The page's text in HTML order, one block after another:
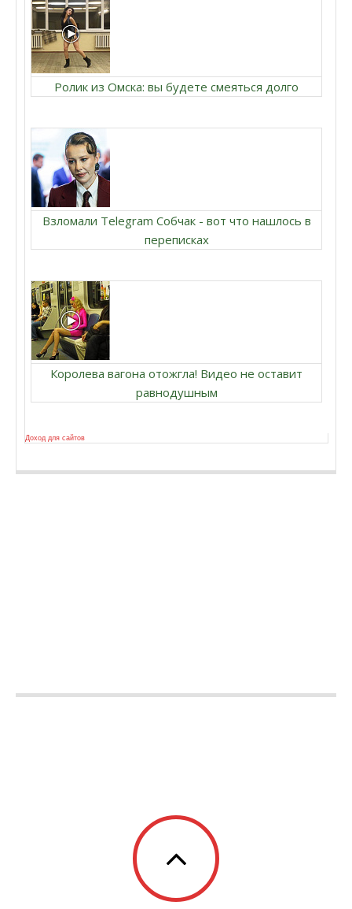
Ролик из Омска: вы будете смеяться долго
Взломали Telegram Собчак - вот что нашлось в
переписках
Королева вагона отожгла! Видео не оставит
равнодушным
Доход для сайтов